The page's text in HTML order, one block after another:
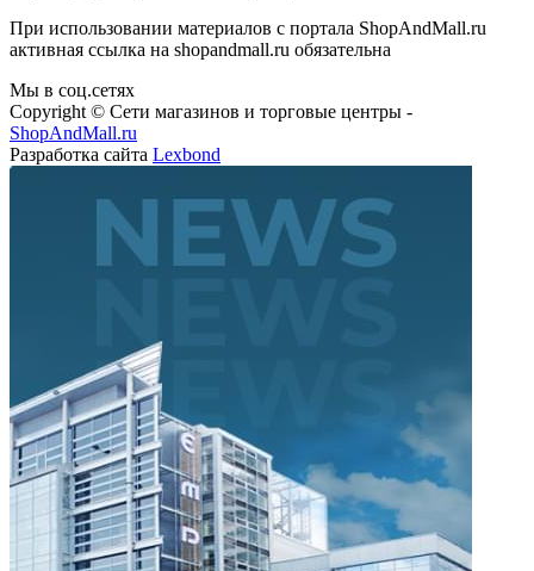
При использовании материалов с портала ShopAndMall.ru
активная ссылка на shopandmall.ru обязательна
Мы в соц.сетях
Copyright © Сети магазинов и торговые центры -
ShopAndMall.ru
Разработка сайта Lexbond